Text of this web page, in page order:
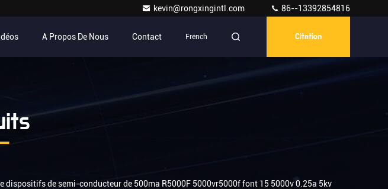
kevin@rongxingintl.com 86--13392854816
A Propos De Nous Contact French Citation
dispositifs de semi-conducteur de 500ma R5000F 5000vr5000f font 15 5000v 0.25a 5kv